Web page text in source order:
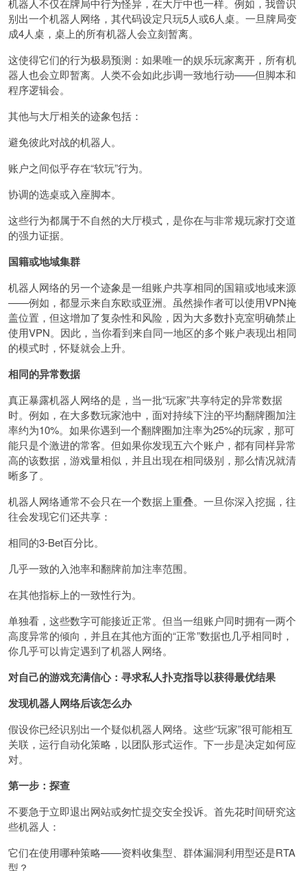
机器人不仅在牌局中行为怪异，在大厅中也一样。例如，我曾识
别出一个机器人网络，其代码设定只玩5人或6人桌。一旦牌局变
成4人桌，桌上的所有机器人会立刻暂离。
这使得它们的行为极易预测：如果唯一的娱乐玩家离开，所有机
器人也会立即暂离。人类不会如此步调一致地行动——但脚本和
程序逻辑会。
其他与大厅相关的迹象包括：
避免彼此对战的机器人。
账户之间似乎存在“软玩”行为。
协调的选桌或入座脚本。
这些行为都属于不自然的大厅模式，是你在与非常规玩家打交道
的强力证据。
国籍或地域集群
机器人网络的另一个迹象是一组账户共享相同的国籍或地域来源
——例如，都显示来自东欧或亚洲。虽然操作者可以使用VPN掩
盖位置，但这增加了复杂性和风险，因为大多数扑克室明确禁止
使用VPN。因此，当你看到来自同一地区的多个账户表现出相同
的模式时，怀疑就会上升。
相同的异常数据
真正暴露机器人网络的是，当一批“玩家”共享特定的异常数据
时。例如，在大多数玩家池中，面对持续下注的平均翻牌圈加注
率约为10%。如果你遇到一个翻牌圈加注率为25%的玩家，那可
能只是个激进的常客。但如果你发现五六个账户，都有同样异常
高的该数据，游戏量相似，并且出现在相同级别，那么情况就清
晰多了。
机器人网络通常不会只在一个数据上重叠。一旦你深入挖掘，往
往会发现它们还共享：
相同的3-Bet百分比。
几乎一致的入池率和翻牌前加注率范围。
在其他指标上的一致性行为。
单独看，这些数字可能接近正常。但当一组账户同时拥有一两个
高度异常的倾向，并且在其他方面的“正常”数据也几乎相同时，
你几乎可以肯定遇到了机器人网络。
对自己的游戏充满信心：寻求私人扑克指导以获得最优结果
发现机器人网络后该怎么办
假设你已经识别出一个疑似机器人网络。这些“玩家”很可能相互
关联，运行自动化策略，以团队形式运作。下一步是决定如何应
对。
第一步：探查
不要急于立即退出网站或匆忙提交安全投诉。首先花时间研究这
些机器人：
它们在使用哪种策略——资料收集型、群体漏洞利用型还是RTA
型？